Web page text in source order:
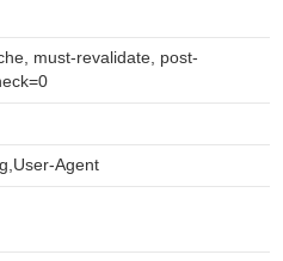
must-revalidate, post-
Agent